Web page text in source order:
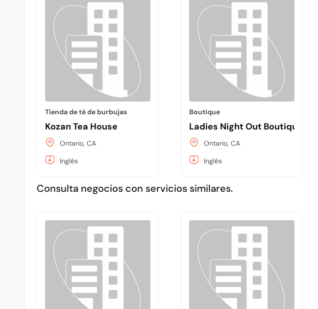
Tienda de té de burbujas
Kozan Tea House
Ontario, CA
Inglés
Boutique
Ladies Night Out Boutique
Ontario, CA
Inglés
Consulta negocios con servicios similares.